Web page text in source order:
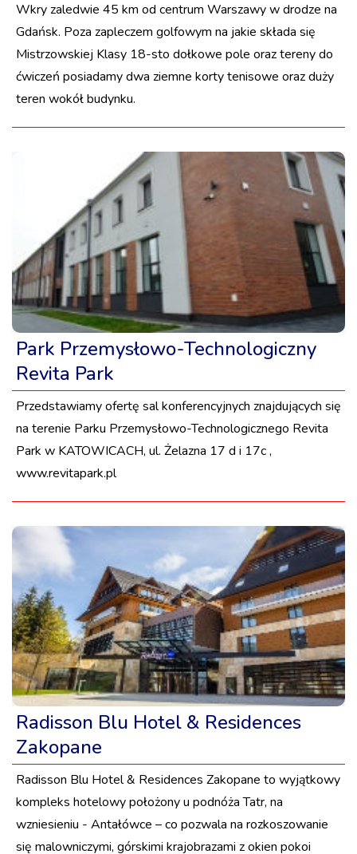
Wkry zaledwie 45 km od centrum Warszawy w drodze na
Gdańsk. Poza zapleczem golfowym na jakie składa się
Mistrzowskiej Klasy 18-sto dołkowe pole oraz tereny do
ćwiczeń posiadamy dwa ziemne korty tenisowe oraz duży
teren wokół budynku.
Park Przemysłowo-Technologiczny
Revita Park
Przedstawiamy ofertę sal konferencyjnych znajdujących się
na terenie Parku Przemysłowo-Technologicznego Revita
Park w KATOWICACH, ul. Żelazna 17 d i 17c ,
www.revitapark.pl
Radisson Blu Hotel & Residences
Zakopane
Radisson Blu Hotel & Residences Zakopane to wyjątkowy
kompleks hotelowy położony u podnóża Tatr, na
wzniesieniu - Antałówce – co pozwala na rozkoszowanie
się malowniczymi, górskimi krajobrazami z okien pokoi